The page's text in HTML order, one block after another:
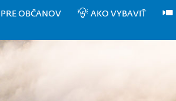
PRE OBČANOV AKO VYBAVIŤ